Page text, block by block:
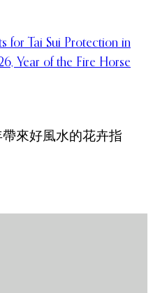
for Tai Sui Protection in
Year of the Fire Horse
來好風水的花卉指